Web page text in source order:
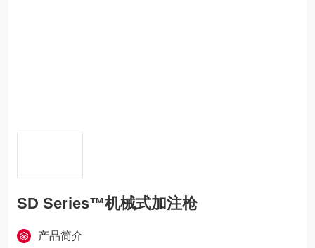
SD Series™机械式加注枪
产品简介